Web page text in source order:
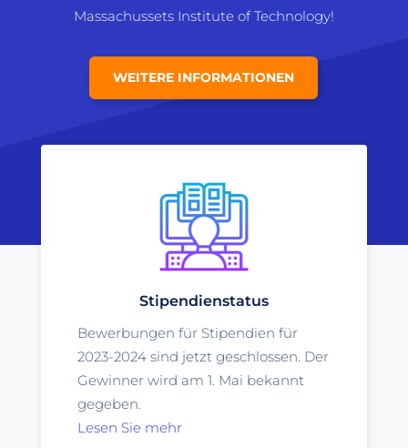
Massachussets Institute of Technology!
WEITERE INFORMATIONEN
Stipendienstatus
Bewerbungen für Stipendien für
2023-2024 sind jetzt geschlossen. Der
Gewinner wird am 1. Mai bekannt
gegeben.
Lesen Sie mehr